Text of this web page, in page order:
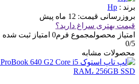
برند : Hp
بروزرسانی قیمت: 12 ماه پیش
قیمت بهتری سراغ دارید؟
امتیاز محصولمجموع فرم0 امتیاز ثبت شده
0/5
محصولات مشابه